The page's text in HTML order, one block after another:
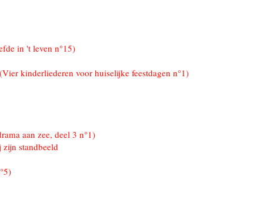
in 't leven n°15)
kinderliederen voor huiselijke feestdagen n°1)
aan zee, deel 3 n°1)
standbeeld